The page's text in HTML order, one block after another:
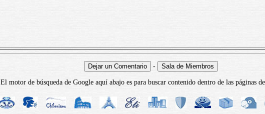
-
El motor de búsqueda de Google aquí abajo es para buscar contenido dentro de las páginas